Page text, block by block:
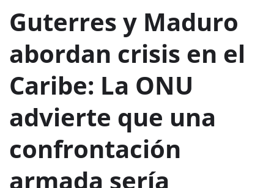
Guterres y Maduro
abordan crisis en el
Caribe: La ONU
advierte que una
confrontación
armada sería